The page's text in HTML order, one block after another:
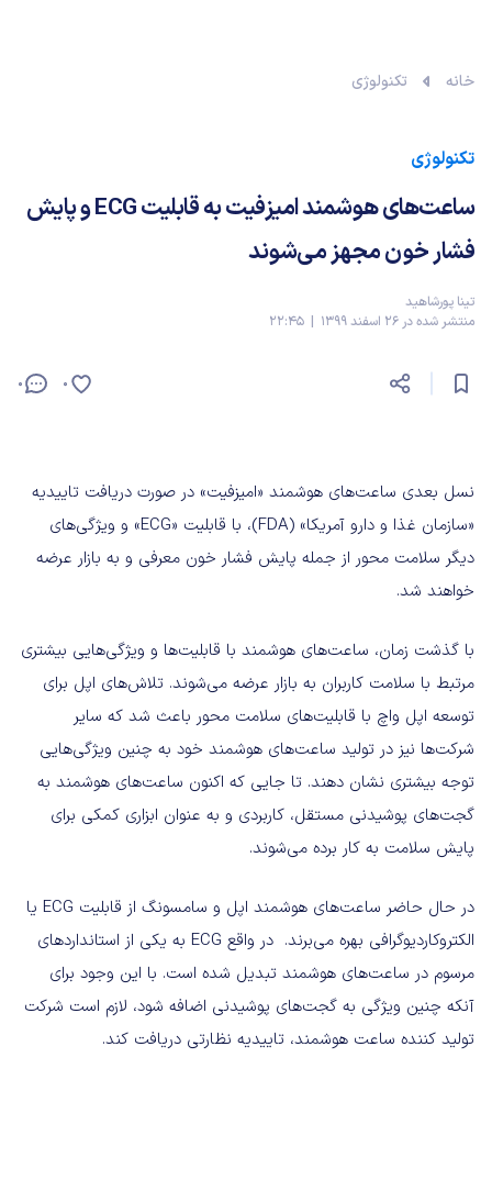
خانه تکنولوژی
تکنولوژی
ساعت‌های هوشمند امیزفیت به قابلیت ECG و پایش
فشار خون مجهز می‌شوند
تینا پورشاهید
منتشر شده در 26 اسفند 1399 | 22:45
0 0
نسل بعدی ساعت‌های هوشمند «امیزفیت» در صورت دریافت تاییدیه
«سازمان غذا و دارو آمریکا» (FDA)، با قابلیت‌ «ECG» و ویژگی‌های
دیگر سلامت محور از جمله پایش فشار خون معرفی و به بازار عرضه
خواهند شد.
با گذشت زمان، ساعت‌های هوشمند با قابلیت‌ها و ویژگی‌هایی بیشتری
مرتبط با سلامت کاربران به بازار عرضه می‌شوند. تلاش‌های اپل برای
توسعه اپل واچ با قابلیت‌های سلامت محور باعث شد که سایر
شرکت‌ها نیز در تولید ساعت‌‌های هوشمند خود به چنین ویژگی‌هایی
توجه بیشتری نشان دهند. تا جایی که اکنون ساعت‌های هوشمند به
گجت‌‌‌های پوشیدنی مستقل، کاربردی و به عنوان ابزاری کمکی برای
پایش سلامت به کار برده می‌شوند.
در حال حاضر ساعت‌های هوشمند اپل و سامسونگ از قابلیت ECG یا
الکتروکاردیوگرافی بهره می‌برند. در واقع ECG‌ به یکی از استانداردهای
مرسوم در ساعت‌های هوشمند تبدیل شده است. با این وجود برای
آنکه چنین ویژگی به گجت‌های پوشیدنی اضافه شود، لازم است شرکت
تولید کننده ساعت هوشمند، تاییدیه نظارتی دریافت کند.